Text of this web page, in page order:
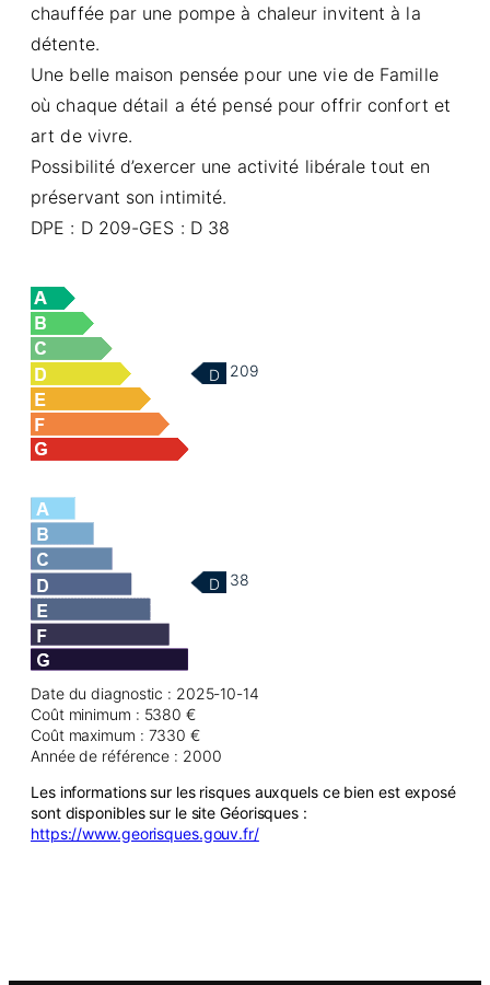
chauffée par une pompe à chaleur invitent à la
détente.
Une belle maison pensée pour une vie de Famille
où chaque détail a été pensé pour offrir confort et
art de vivre.
Possibilité d’exercer une activité libérale tout en
préservant son intimité.
DPE : D 209-GES : D 38
D 209
D 38
Date du diagnostic : 2025-10-14
Coût minimum : 5380 €
Coût maximum : 7330 €
Année de référence : 2000
Les informations sur les risques auxquels ce bien est exposé
sont disponibles sur le site Géorisques :
https://www.georisques.gouv.fr/